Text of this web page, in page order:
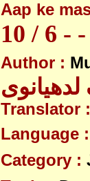
Aap ke
10
Author :
Translator :
Language :
Category :